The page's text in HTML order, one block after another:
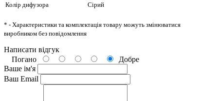
Колір дифузора
Cірий
* - Характеристики та комплектація товару можуть змінюватися
виробником без повідомлення
Написати відгук
Погано
Добре
Ваше ім'я
Ваш Email